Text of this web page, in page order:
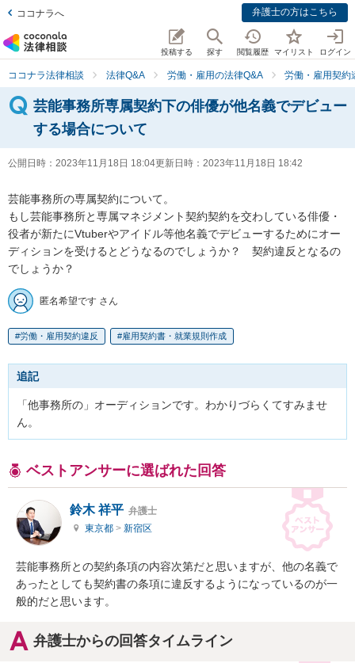
ココナラへ 弁護士の方はこちら
投稿する 探す 閲覧履歴 マイリスト ログイン
ココナラ法律相談 法律Q&A 労働・雇用の法律Q&A 労働・雇用契約
芸能事務所専属契約下の俳優が他名義でデビュー
する場合について
公開日時： 2023年11月18日 18:04更新日時： 2023年11月18日 18:42
芸能事務所の専属契約について。
もし芸能事務所と専属マネジメント契約契約を交わしている俳優・
役者が新たにVtuberやアイドル等他名義でデビューするためにオー
ディションを受けるとどうなるのでしょうか？　契約違反となるの
でしょうか？
匿名希望です さん
労働・雇用契約違反 雇用契約書・就業規則作成
追記
「他事務所の」オーディションです。わかりづらくてすみませ
ん。
ベストアンサーに選ばれた回答
鈴木 祥平 弁護士
東京都 > 新宿区
芸能事務所との契約条項の内容次第だと思いますが、他の名義で
あったとしても契約書の条項に違反するようになっているのが一
般的だと思います。
弁護士からの回答タイムライン